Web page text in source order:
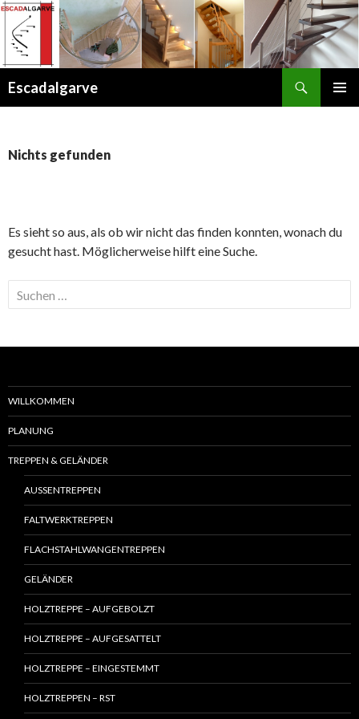
Escadalgarve
Nichts gefunden
Es sieht so aus, als ob wir nicht das finden konnten, wonach du
gesucht hast. Möglicherweise hilft eine Suche.
Suche
nach:
WILLKOMMEN
PLANUNG
TREPPEN & GELÄNDER
AUSSENTREPPEN
FALTWERKTREPPEN
FLACHSTAHLWANGENTREPPEN
GELÄNDER
HOLZTREPPE – AUFGEBOLZT
HOLZTREPPE – AUFGESATTELT
HOLZTREPPE – EINGESTEMMT
HOLZTREPPEN – RST